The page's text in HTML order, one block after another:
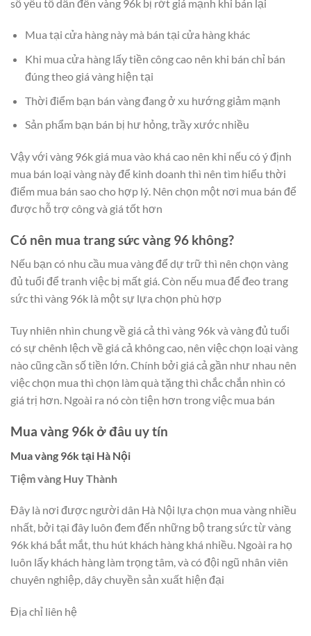
số yếu tố dẫn đến vàng 96k bị rớt giá mạnh khi bán lại
Mua tại cửa hàng này mà bán tại cửa hàng khác
Khi mua cửa hàng lấy tiền công cao nên khi bán chỉ bán
đúng theo giá vàng hiện tại
Thời điểm bạn bán vàng đang ở xu hướng giảm mạnh
Sản phẩm bạn bán bị hư hỏng, trầy xước nhiều
Vậy với vàng 96k giá mua vào khá cao nên khi nếu có ý định
mua bán loại vàng này để kinh doanh thì nên tìm hiểu thời
điểm mua bán sao cho hợp lý. Nên chọn một nơi mua bán để
được hỗ trợ công và giá tốt hơn
Có nên mua trang sức vàng 96 không?
Nếu bạn có nhu cầu mua vàng để dự trữ thì nên chọn vàng
đủ tuổi để tranh việc bị mất giá. Còn nếu mua để đeo trang
sức thì vàng 96k là một sự lựa chọn phù hợp
Tuy nhiên nhìn chung về giá cả thì vàng 96k và vàng đủ tuổi
có sự chênh lệch về giá cả không cao, nên việc chọn loại vàng
nào cũng cần số tiền lớn. Chính bởi giá cả gần như nhau nên
việc chọn mua thì chọn làm quà tặng thì chắc chắn nhìn có
giá trị hơn. Ngoài ra nó còn tiện hơn trong việc mua bán
Mua vàng 96k ở đâu uy tín
Mua vàng 96k tại Hà Nội
Tiệm vàng Huy Thành
Đây là nơi được người dân Hà Nội lựa chọn mua vàng nhiều
nhất, bởi tại đây luôn đem đến những bộ trang sức từ vàng
96k khá bắt mắt, thu hút khách hàng khá nhiều. Ngoài ra họ
luôn lấy khách hàng làm trọng tâm, và có đội ngũ nhân viên
chuyên nghiệp, dây chuyền sản xuất hiện đại
Địa chỉ liên hệ